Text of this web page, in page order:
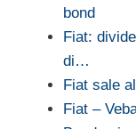
bond
Fiat:
di…
Fiat sale
Fiat –